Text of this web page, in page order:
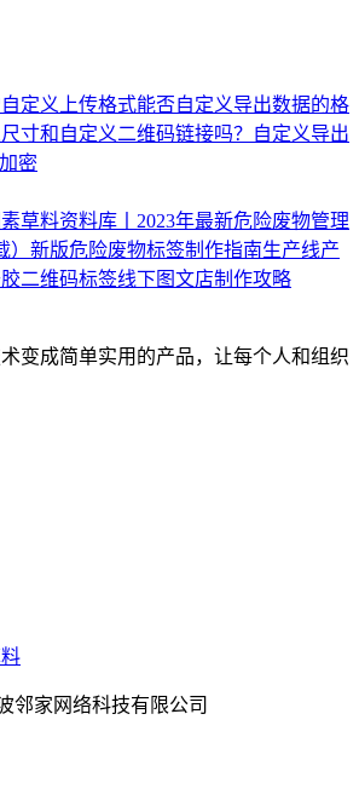
定义上传格式能否自定义导出数据的格
寸和自定义二维码链接吗？ 自定义导出
密
草料资料库丨2023年最新危险废物管理
新版危险废物标签制作指南生产线产
二维码标签线下图文店制作攻略
变成简单实用的产品，让每个人和组织
邻家网络科技有限公司